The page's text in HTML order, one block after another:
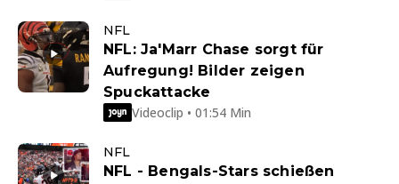
NFL
NFL: Ja'Marr Chase sorgt für
Aufregung! Bilder zeigen
Spuckattacke
Videoclip • 01:54 Min
NFL
NFL - Bengals-Stars schießen